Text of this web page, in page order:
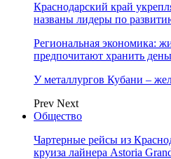
Краснодарский край
названы лидеры по
Региональная экономика:
предпочитают хранить
У металлургов Кубани –
Prev Next
Общество
Чартерные рейсы из
круиза лайнера Astoria